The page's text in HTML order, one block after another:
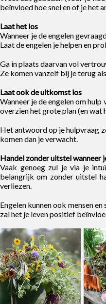
beïnvloed hoe snel en of je het
Laat het los
Wanneer je de engelen
Laat de engelen je helpen en
Ga in plaats daarvan vol
Ze komen vanzelf bij je terug
Laat ook de uitkomst los
Wanneer je de engelen om
overzien het grote plan (en wat
Het antwoord op je hulpvraag
komen dan je verwacht.
Handel zonder uitstel wanneer
Vaak genoeg zul je via je
belangrijk om zonder uitstel
verliezen.
Engelen kunnen ook mensen
zal het je leven positief